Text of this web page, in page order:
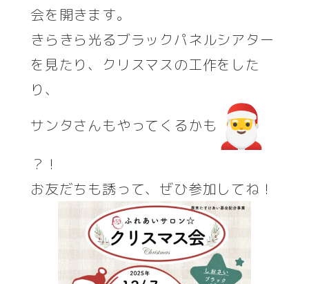
会を開きます。
きらきら光るブラックパネルシアター
を見たり、クリスマスの工作をした
り、
サンタさんもやってくるかも
？！
お友だちも誘って、ぜひ参加してね！